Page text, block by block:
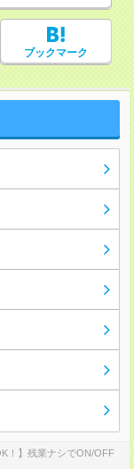
ブックマーク
！】残業ナシでON/OFF